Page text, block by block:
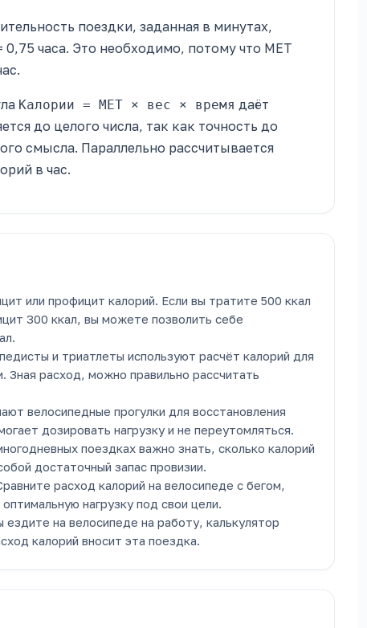
поездки, заданная в минутах,
часа. Это необходимо, потому что MET
Калории = MET × вес × время даёт
до целого числа, так как точность до
смысла. Параллельно рассчитывается
в час.
или профицит калорий. Если вы тратите 500 ккал
300 ккал, вы можете позволить себе
и триатлеты используют расчёт калорий для
Зная расход, можно правильно рассчитать
велосипедные прогулки для восстановления
дозировать нагрузку и не переутомляться.
поездках важно знать, сколько калорий
достаточный запас провизии.
расход калорий на велосипеде с бегом,
нагрузку под свои цели.
ездите на велосипеде на работу, калькулятор
калорий вносит эта поездка.